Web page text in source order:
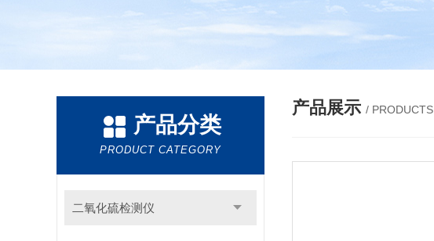
产品分类
PRODUCT CATEGORY
二氧化硫检测仪
产品展示 / PRODUCTS